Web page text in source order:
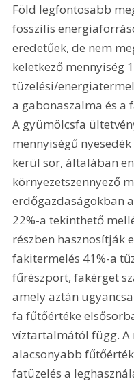
Föld legfontosabb
fosszilis
eredetűek, de nem
keletkező mennyiség
tüzelési/
a gabonaszalma és
A gyümölcsfa
mennyiségű
kerül sor, általában
környezetszennyező
erdőgazdaságokban
22%-a tekinthető
részben hasznosítják
fakitermelés 41%-a
fűrészport, fakérget
amely aztán
fa fűtőértéke
víztartalmától függ.
alacsonyabb
fatüzelés a